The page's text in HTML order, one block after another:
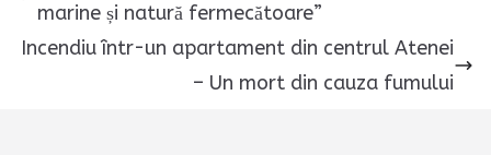
marine și natură fermecătoare”
Incendiu într-un apartament din centrul Atenei
– Un mort din cauza fumului